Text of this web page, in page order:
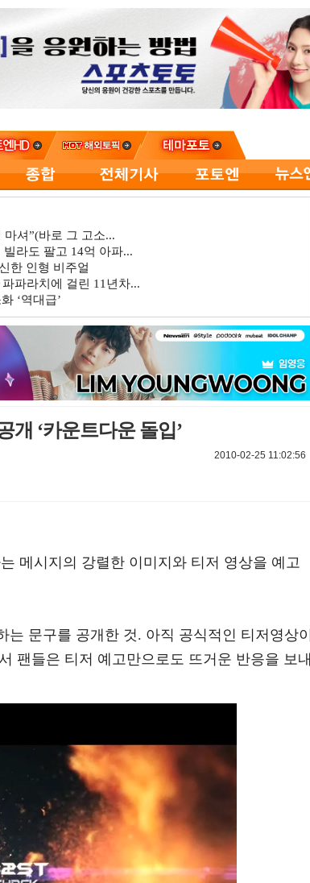
셔”(바로 그 고소...
라도 팔고 14억 아파...
한 인형 비주얼
파라치에 걸린 11년차...
‘역대급’
개 ‘카운트다운 돌입’
2010-02-25 11:02:56
메시지의 강렬한 이미지와 티저 영상을 예고
문구를 공개한 것. 아직 공식적인 티저영상이
팬들은 티저 예고만으로도 뜨거운 반응을 보내